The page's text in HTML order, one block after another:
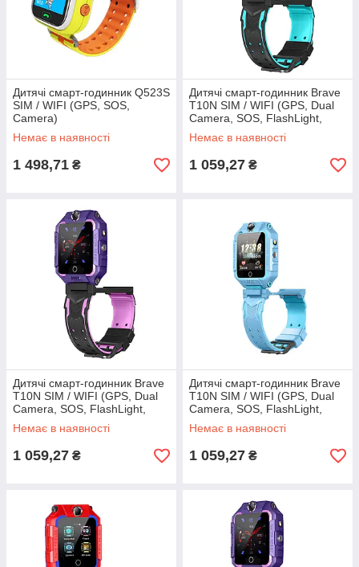
Дитячі смарт-годинник Q523S
SIM / WIFI (GPS, SOS,
Camera)
Немає в наявності
1 498,71 ₴
Дитячі смарт-годинник Brave
T10N SIM / WIFI (GPS, Dual
Camera, SOS, FlashLight,
Waterproof)
Немає в наявності
1 059,27 ₴
Дитячі смарт-годинник Brave
T10N SIM / WIFI (GPS, Dual
Camera, SOS, FlashLight,
Waterproof)
Немає в наявності
1 059,27 ₴
Дитячі смарт-годинник Brave
T10N SIM / WIFI (GPS, Dual
Camera, SOS, FlashLight,
Waterproof)
Немає в наявності
1 059,27 ₴